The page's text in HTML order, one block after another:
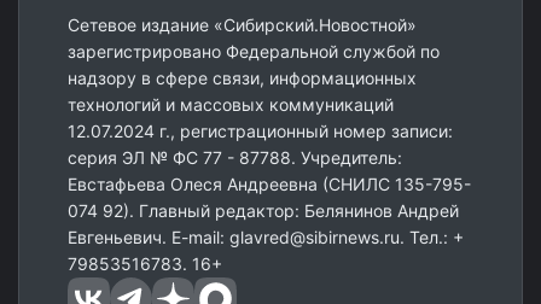
Сетевое издание «Сибирский.Новостной»
зарегистрировано Федеральной службой по
надзору в сфере связи, информационных
технологий и массовых коммуникаций
12.07.2024 г., регистрационный номер записи:
серия ЭЛ № ФС 77 - 87788. Учредитель:
Евстафьева Олеся Андреевна (СНИЛС 135-795-
074 92). Главный редактор: Белянинов Андрей
Евгеньевич. E-mail: glavred@sibirnews.ru. Тел.: +
79853516783. 16+